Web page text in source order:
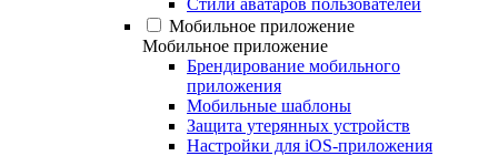
Стили аватаров пользователей
Мобильное приложение
Мобильное приложение
Брендирование мобильного
приложения
Мобильные шаблоны
Защита утерянных устройств
Настройки для iOS-приложения